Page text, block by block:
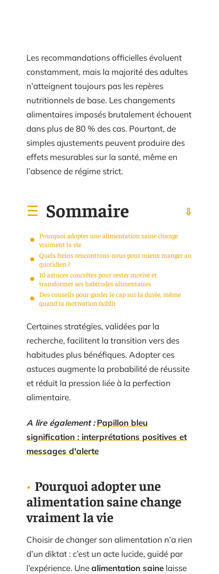
Les recommandations officielles évoluent
constamment, mais la majorité des adultes
n’atteignent toujours pas les repères
nutritionnels de base. Les changements
alimentaires imposés brutalement échouent
dans plus de 80 % des cas. Pourtant, de
simples ajustements peuvent produire des
effets mesurables sur la santé, même en
l’absence de régime strict.
Sommaire
Pourquoi adopter une alimentation saine change
vraiment la vie
Quels freins rencontrons-nous pour mieux manger au
quotidien ?
10 astuces concrètes pour rester motivé et
transformer ses habitudes alimentaires
Des conseils pour garder le cap sur la durée, même
quand la motivation faiblit
Certaines stratégies, validées par la
recherche, facilitent la transition vers des
habitudes plus bénéfiques. Adopter ces
astuces augmente la probabilité de réussite
et réduit la pression liée à la perfection
alimentaire.
A lire également : Papillon bleu
signification : interprétations positives et
messages d'alerte
Pourquoi adopter une
alimentation saine change
vraiment la vie
Choisir de changer son alimentation n’a rien
d’un diktat : c’est un acte lucide, guidé par
l’expérience. Unealimentation saine laisse